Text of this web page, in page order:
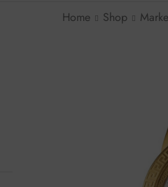
Home Shop